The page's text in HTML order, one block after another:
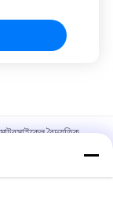
বৈদ্যুতিক
ক্রিস 100 ভাল